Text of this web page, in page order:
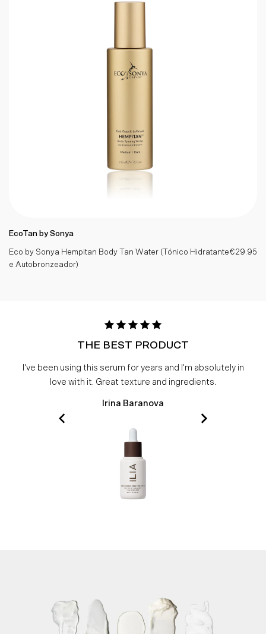
EcoTan by Sonya
Eco by Sonya Hempitan Body Tan Water (Tónico Hidratante
e Autobronzeador)
€29.95
THE BEST PRODUCT
I've been using this serum for years and I'm absolutely in
love with it. Great texture and ingredients.
Irina Baranova